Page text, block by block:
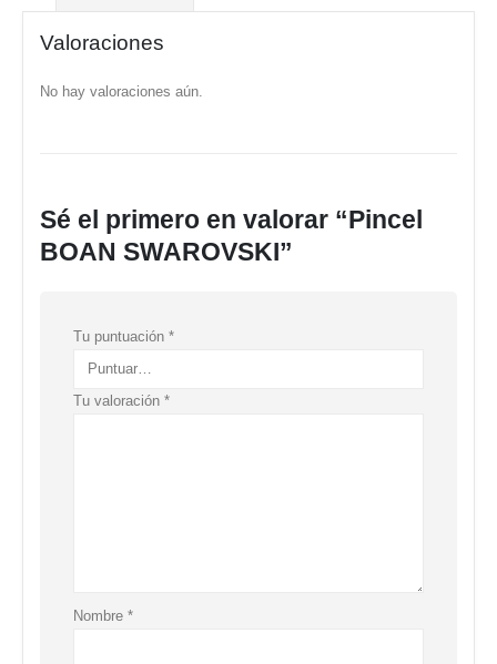
Valoraciones
No hay valoraciones aún.
Sé el primero en valorar “Pincel
BOAN SWAROVSKI”
Tu puntuación *
Tu valoración *
Nombre *